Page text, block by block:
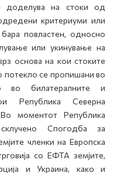
доделува на стоки од
критериуми или
повластен, односно
или укинување на
основа на кои стоките
потекло се пропишани во
во билатералните и
Република Северна
моментот Република
Спогодба за
членки на Европска
со ЕФТА земјите,
и Украина, како и